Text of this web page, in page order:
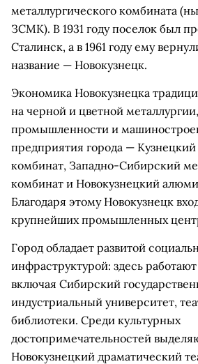
металлургического комбината
ЗСМК). В 1931 году поселок был
Сталинск, а в 1961 году ему
название — Новокузнецк.
Экономика Новокузнецка
на черной и цветной
промышленности и
предприятия города —
комбинат, Западно-Сибирский
комбинат и Новокузнецкий
Благодаря этому Новокузнецк
крупнейших промышленных
Город обладает развитой
инфраструктурой: здесь работают
включая Сибирский
индустриальный университет,
библиотеки. Среди культурных
достопримечательностей
Новокузнецкий драматический